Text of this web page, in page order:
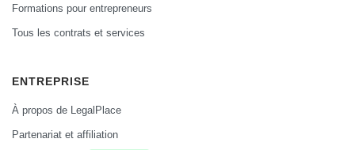
Formations pour entrepreneurs
Tous les contrats et services
ENTREPRISE
À propos de LegalPlace
Partenariat et affiliation